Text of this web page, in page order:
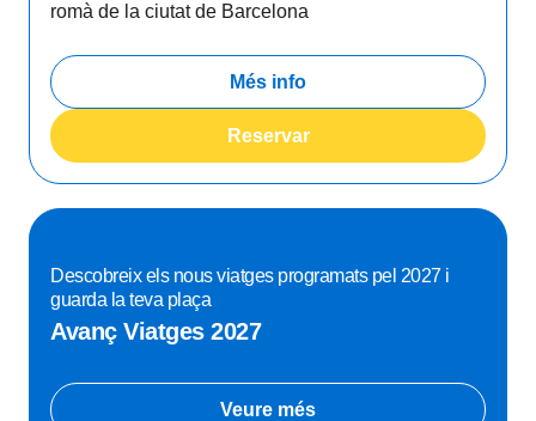
romà de la ciutat de Barcelona
Més info
Reservar
Descobreix els nous viatges programats pel 2027 i
guarda la teva plaça
Avanç Viatges 2027
Veure més